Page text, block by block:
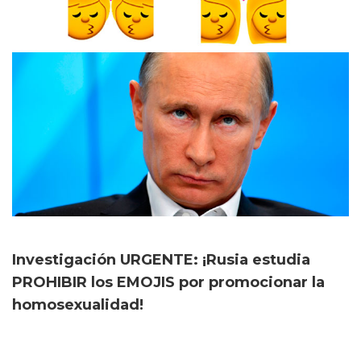
Investigación URGENTE: ¡Rusia estudia
PROHIBIR los EMOJIS por promocionar la
homosexualidad!